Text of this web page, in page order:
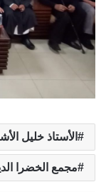
الأستاذ خليل
مجمع الخضرا